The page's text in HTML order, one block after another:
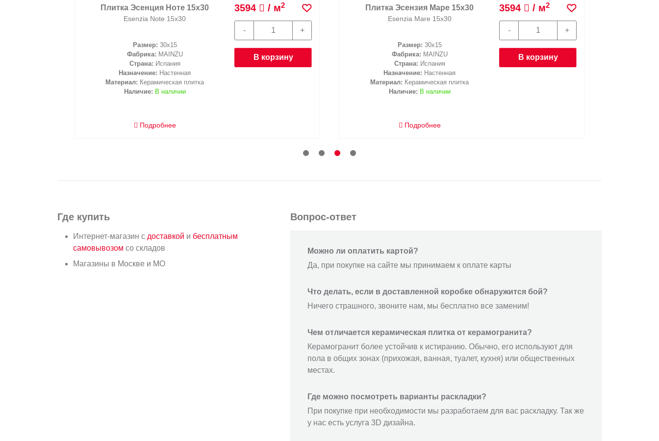
Плитка Эсенция Ноте 15х30
Esenzia Note 15х30
Размер: 30x15
Фабрика: MAINZU
Страна: Испания
Назначение: Настенная
Материал: Керамическая плитка
Наличие: В наличии
Подробнее
3594 / м2
В корзину
Плитка Эсензия Маре 15х30
Esenzia Mare 15х30
Размер: 30x15
Фабрика: MAINZU
Страна: Испания
Назначение: Настенная
Материал: Керамическая плитка
Наличие: В наличии
Подробнее
3594 / м2
В корзину
Где купить
Интернет-магазин с доставкой и бесплатным
самовывозом со складов
Магазины в Москве и МО
Вопрос-ответ
Можно ли оплатить картой?
Да, при покупке на сайте мы принимаем к оплате карты
Что делать, если в доставленной коробке обнаружится бой?
Ничего страшного, звоните нам, мы бесплатно все заменим!
Чем отличается керамическая плитка от керамогранита?
Керамогранит более устойчив к истиранию. Обычно, его используют для
пола в общих зонах (прихожая, ванная, туалет, кухня) или общественных
местах.
Где можно посмотреть варианты раскладки?
При покупке при необходимости мы разработаем для вас раскладку. Так же
у нас есть услуга 3D дизайна.